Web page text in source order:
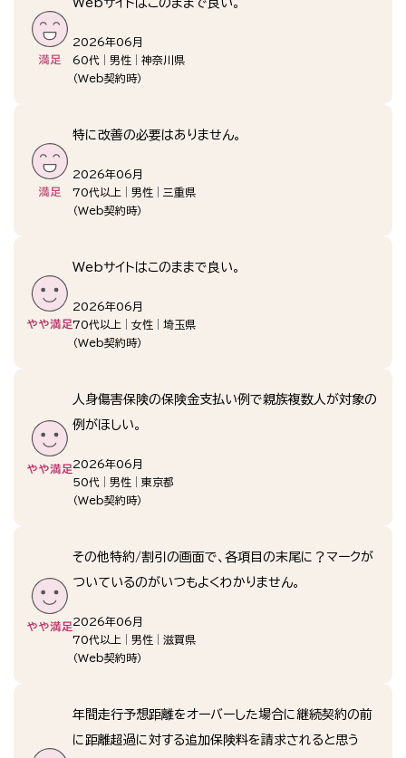
Webサイトはこのままで良い。
2026年06月
60代
男性
神奈川県
（Web契約時）
特に改善の必要はありません。
2026年06月
70代以上
男性
三重県
（Web契約時）
Webサイトはこのままで良い。
2026年06月
70代以上
女性
埼玉県
（Web契約時）
人身傷害保険の保険金支払い例で親族複数人が対象の
例がほしい。
2026年06月
50代
男性
東京都
（Web契約時）
その他特約/割引の画面で、各項目の末尾に？マークが
ついているのがいつもよくわかりません。
2026年06月
70代以上
男性
滋賀県
（Web契約時）
年間走行予想距離をオーバーした場合に継続契約の前
に距離超過に対する追加保険料を請求されると思う